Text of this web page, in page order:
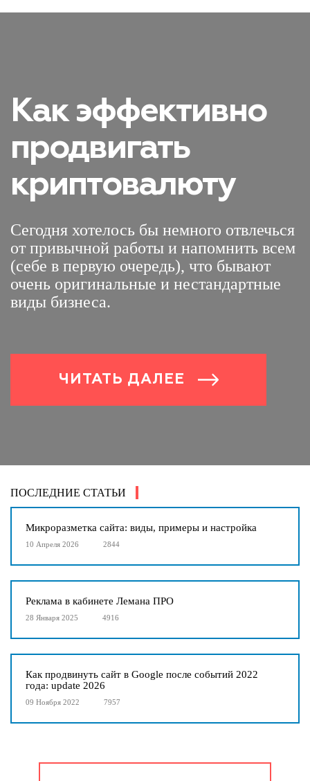
Как эффективно
продвигать
криптовалюту
Сегодня хотелось бы немного отвлечься
от привычной работы и напомнить всем
(себе в первую очередь), что бывают
очень оригинальные и нестандартные
виды бизнеса.
ЧИТАТЬ ДАЛЕЕ
ПОСЛЕДНИЕ СТАТЬИ
Микроразметка сайта: виды, примеры и настройка
10 Апреля 2026 2844
Реклама в кабинете Лемана ПРО
28 Января 2025 4916
Как продвинуть сайт в Google после событий 2022
года: update 2026
09 Ноября 2022 7957